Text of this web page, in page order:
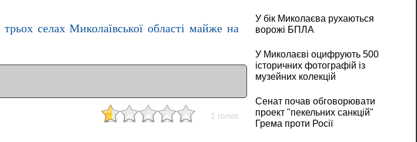
трьох селах Миколаївської області майже на
1 голос
У бік Миколаєва рухаються
ворожі БПЛА
У Миколаєві оцифрують 500
історичних фотографій із
музейних колекцій
Сенат почав обговорювати
проект "пекельних санкцій"
Грема проти Росії